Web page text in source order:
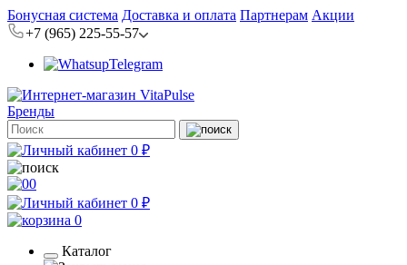
Бонусная система Доставка и оплата Партнерам Акции
+7 (965) 225-55-57
Telegram
Бренды
0 ₽
0
0 ₽
0
Каталог